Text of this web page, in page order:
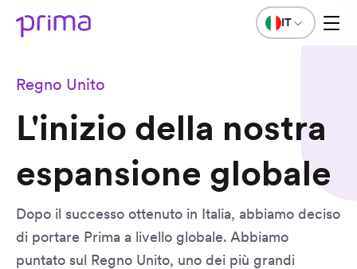
IT
Regno Unito
L'inizio della nostra
espansione globale
Dopo il successo ottenuto in Italia, abbiamo deciso
di portare Prima a livello globale. Abbiamo
puntato sul Regno Unito, uno dei più grandi